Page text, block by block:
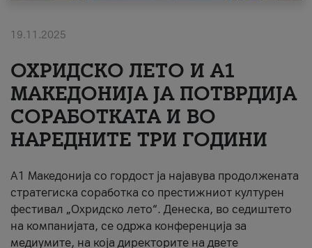
#ПодобарОнлајн
19.11.2025
ОХРИДСКО ЛЕТО И A1
МАКЕДОНИЈА ЈА ПОТВРДИЈА
СОРАБОТКАТА И ВО
НАРЕДНИТЕ ТРИ ГОДИНИ
A1 Македонија со гордост ја најавува продолжената
стратегиска соработка со престижниот културен
фестивал „Охридско лето“. Денеска, во седиштето
на компанијата, се одржа конференција за
медиумите, на која директорите на двете